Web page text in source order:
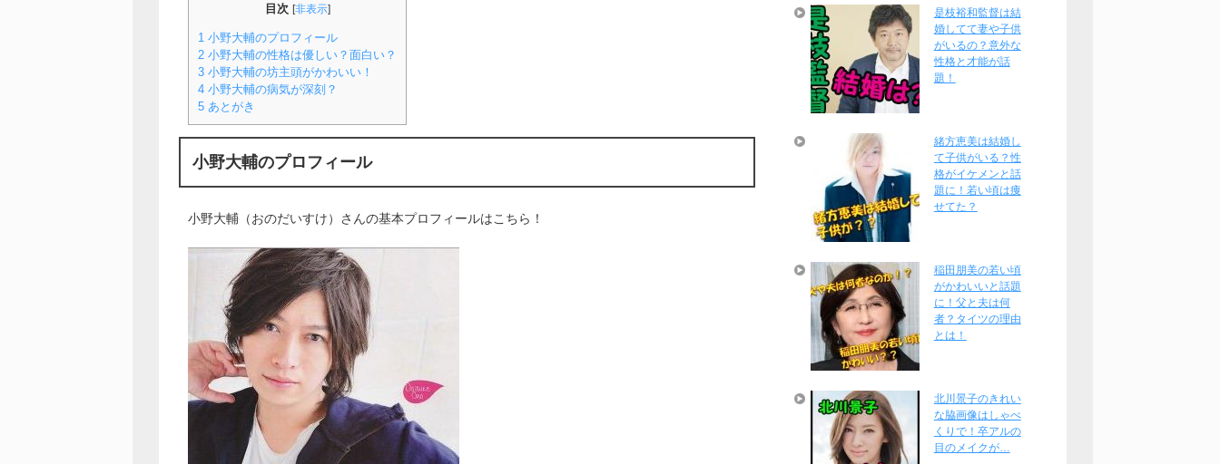
目次 [非表示]
1 小野大輔のプロフィール
2 小野大輔の性格は優しい？面白い？
3 小野大輔の坊主頭がかわいい！
4 小野大輔の病気が深刻？
5 あとがき
小野大輔のプロフィール
小野大輔（おのだいすけ）さんの基本プロフィールはこちら！
是枝裕和監督は結
婚してて妻や子供
がいるの？意外な
性格と才能が話
題！
緒方恵美は結婚し
て子供がいる？性
格がイケメンと話
題に！若い頃は痩
せてた？
稲田朋美の若い頃
がかわいいと話題
に！父と夫は何
者？タイツの理由
とは！
北川景子のきれい
な脇画像はしゃべ
くりで！卒アルの
目のメイクが…